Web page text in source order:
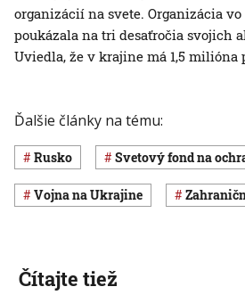
organizácií na svete. Organizácia
poukázala na tri desaťročia svojich
Uviedla, že v krajine má 1,5 milióna
Ďalšie články na tému:
Rusko Svetový fond na
vojna na Ukrajine
Čítajte tiež